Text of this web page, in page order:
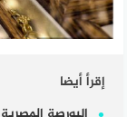
إقرأ أيضا